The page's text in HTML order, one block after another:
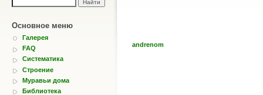
Основное меню
Галерея
FAQ
Систематика
Строение
Муравьи дома
Библиотека
andrenom